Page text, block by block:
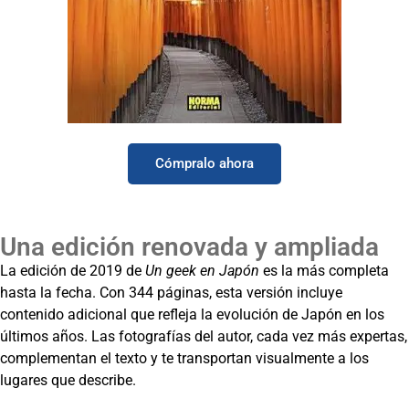
Cómpralo ahora
Una edición renovada y ampliada
La edición de 2019 de Un geek en Japón es la más completa
hasta la fecha. Con 344 páginas, esta versión incluye
contenido adicional que refleja la evolución de Japón en los
últimos años. Las fotografías del autor, cada vez más expertas,
complementan el texto y te transportan visualmente a los
lugares que describe.